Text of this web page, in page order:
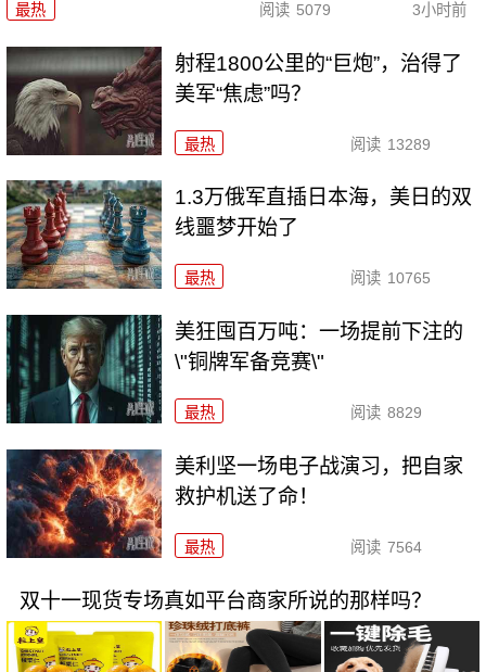
最热 阅读 5079 3小时前
射程1800公里的“巨炮”，治得了
美军“焦虑”吗？
最热 阅读 13289
1.3万俄军直插日本海，美日的双
线噩梦开始了
最热 阅读 10765
美狂囤百万吨：一场提前下注的
\"铜牌军备竞赛\"
最热 阅读 8829
美利坚一场电子战演习，把自家
救护机送了命！
最热 阅读 7564
双十一现货专场真如平台商家所说的那样吗？